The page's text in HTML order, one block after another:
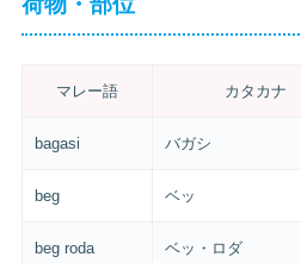
マレー語 カタカナ
bagasi バガシ
beg ベッ
beg roda ベッ・ロダ